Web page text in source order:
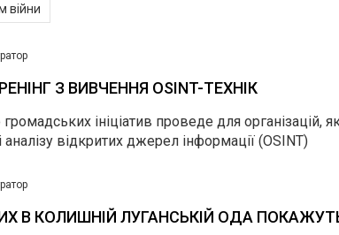
війни
З ВИВЧЕННЯ OSINT-ТЕХНІК
громадських ініціатив проведе для
аналізу відкритих джерел інформації (OSINT)
В КОЛИШНІЙ ЛУГАНСЬКІЙ ОДА